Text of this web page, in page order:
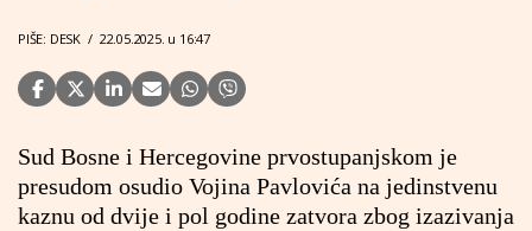
PIŠE: DESK / 22.05.2025. u 16:47
Sud Bosne i Hercegovine prvostupanjskom je
presudom osudio Vojina Pavlovića na jedinstvenu
kaznu od dvije i pol godine zatvora zbog izazivanja